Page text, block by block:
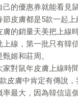
己的優惠券就能看見
節皮膚都是5款一起
膚的銷量天美把上線
上線，第一批只有韓
姬和莊周。
對鼠年皮膚上線時
皮膚中肯定有傳說
率最大，因為韓信這